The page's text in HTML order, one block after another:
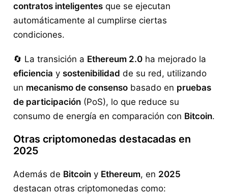
contratos inteligentesque se ejecutan
automáticamente al cumplirse ciertas
condiciones.
🔄 La transición a Ethereum 2.0ha mejorado la
eficiencia y sostenibilidad de su red, utilizando
un mecanismo de consensobasado en pruebas
de participación(PoS), lo que reduce su
consumo de energía en comparación con Bitcoin.
Otras criptomonedas destacadas en
2025
Además de Bitcoiny Ethereum, en 2025
destacan otras criptomonedas como: